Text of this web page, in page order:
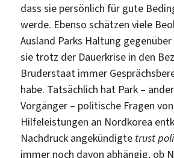
dass sie persönlich für gute
werde. Ebenso schätzen viele
Ausland Parks Haltung
sie trotz der Dauerkrise in den
Bruderstaat immer
habe. Tatsächlich hat Park –
Vorgänger – politische Fragen
Hilfeleistungen an Nordkorea
Nachdruck angekündigte trust
immer noch davon abhängig, ob